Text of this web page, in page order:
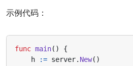
示例代码：
func main()
{
h
:= server. New()